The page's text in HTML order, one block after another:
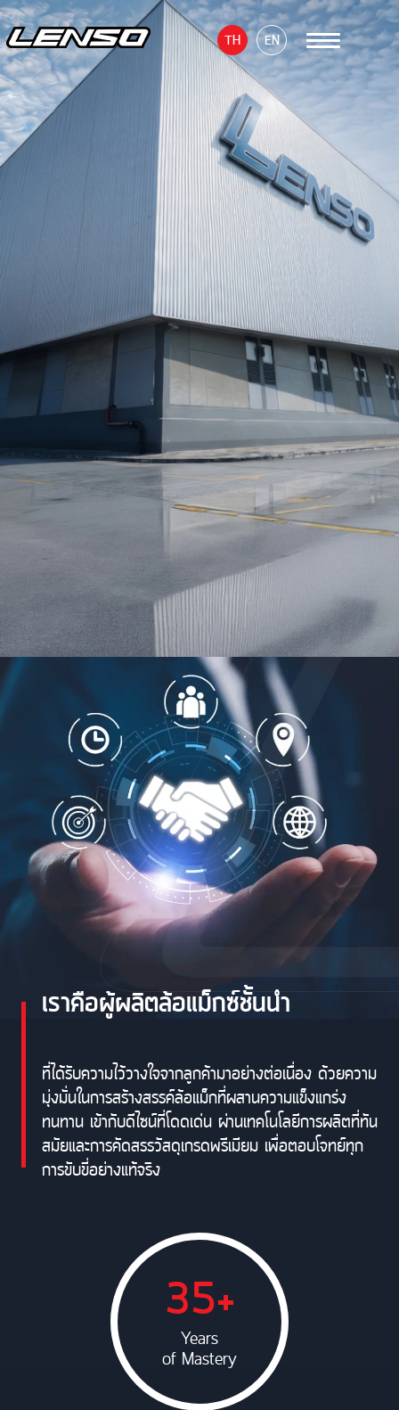
TH EN
เราคือผู้ผลิตล้อแม็กซ์ชั้นนำ
ที่ได้รับความไว้วางใจจากลูกค้ามาอย่างต่อเนื่อง ด้วยความ
มุ่งมั่นในการสร้างสรรค์ล้อแม็กที่ผสานความแข็งแกร่ง
ทนทาน เข้ากับดีไซน์ที่โดดเด่น ผ่านเทคโนโลยีการผลิตที่ทัน
สมัยและการคัดสรรวัสดุเกรดพรีเมียม เพื่อตอบโจทย์ทุก
การขับขี่อย่างแท้จริง
35+
Years
of Mastery